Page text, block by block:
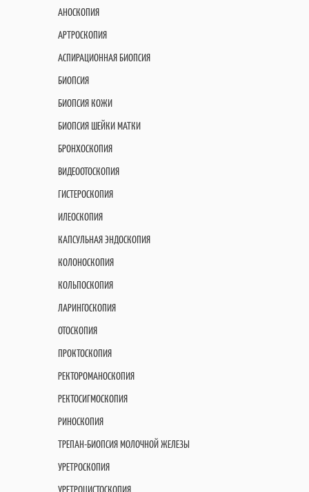
АНОСКОПИЯ
АРТРОСКОПИЯ
АСПИРАЦИОННАЯ БИОПСИЯ
БИОПСИЯ
БИОПСИЯ КОЖИ
БИОПСИЯ ШЕЙКИ МАТКИ
БРОНХОСКОПИЯ
ВИДЕООТОСКОПИЯ
ГИСТЕРОСКОПИЯ
ИЛЕОСКОПИЯ
КАПСУЛЬНАЯ ЭНДОСКОПИЯ
КОЛОНОСКОПИЯ
КОЛЬПОСКОПИЯ
ЛАРИНГОСКОПИЯ
ОТОСКОПИЯ
ПРОКТОСКОПИЯ
РЕКТОРОМАНОСКОПИЯ
РЕКТОСИГМОСКОПИЯ
РИНОСКОПИЯ
ТРЕПАН-БИОПСИЯ МОЛОЧНОЙ ЖЕЛЕЗЫ
УРЕТРОСКОПИЯ